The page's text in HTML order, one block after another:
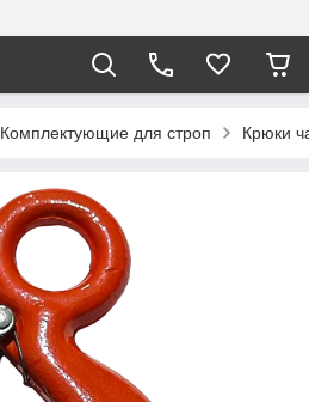
Комплектующие для строп Крюки